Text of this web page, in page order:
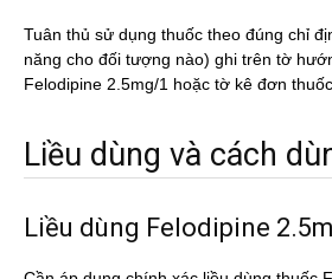
Tuân thủ sử dụng thuốc theo đúng chỉ
năng cho đối tượng nào) ghi trên tờ
Felodipine 2.5mg/1 hoặc tờ kê đơn
Liều dùng và cách
Liều dùng Felodipine